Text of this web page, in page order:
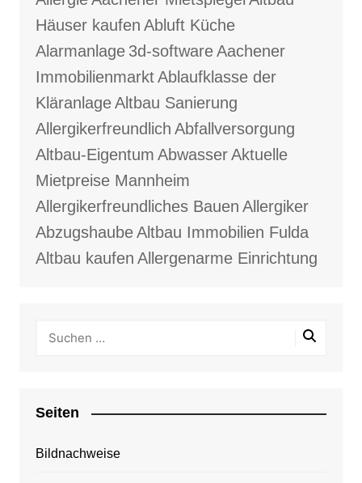
Häuser kaufen Abluft Küche
Alarmanlage 3d-softwareAachener
ImmobilienmarktAblaufklasse der
KläranlageAltbau Sanierung
Allergikerfreundlich Abfallversorgung
Altbau-Eigentum AbwasserAktuelle
Mietpreise Mannheim
Allergikerfreundliches Bauen Allergiker
AbzugshaubeAltbau Immobilien Fulda
Altbau kaufen Allergenarme Einrichtung
Seiten
Bildnachweise